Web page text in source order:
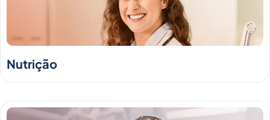
Nutrição